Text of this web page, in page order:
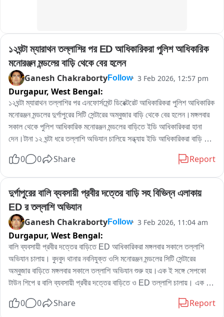
১২ঘন্টা ম্যারাথন তল্লাশির পর ED আধিকারিকরা পুলিশ আধিকারিক
মনোরঞ্জন মন্ডলের বাড়ি থেকে বের হলেন
Ganesh ChakrabortyFollow 3 Feb 2026, 12:57 pm
Durgapur, West Bengal:
১২ঘন্টা ম্যারাথন তল্লাশির পর এনফোর্সমেন্ট ডিরেক্টরেট আধিকারিকরা পুলিশ আধিকারিক
মনোরঞ্জন মন্ডলের দুর্গাপুরের সিটি সেন্টারের অম্বুজার বাড়ি থেকে বের হলেন।মঙ্গলবার
সকাল থেকে পুলিশ আধিকারিক মনোরঞ্জন মন্ডলের বাড়িতে ইডি আধিকারিকরা হানা
দেন।টানা ১২ ঘন্টা ধরে তল্লাশি অভিযান চালিয়ে সন্ধ্যায় ইডি আধিকারিকরা বাড়ি
মন্তব্য করতে চাননি।সূত্রের খবর কয়লা পাচারের তদন্তের গতি আনতে ইডি পুলিশ
0 0 Share Report
দুর্গাপুরের বালি ব্যবসায়ী প্রবীর দত্তের বাড়ি সহ বিভিন্ন এলাকায়
ED র তল্লাশি অভিযান
Ganesh ChakrabortyFollow 3 Feb 2026, 11:04 am
Durgapur, West Bengal:
বালি ব্যবসায়ী প্রবীর দত্তের বাড়িতে ED আধিকারিকরা মঙ্গলবার সকালে তল্লাশি
অভিযান চালায়। বুদবুদ থানার নবনিযুক্ত ওসি মনোরঞ্জন মন্ডলের সিটি সেন্টারের
অম্বুজার বাড়িতে মঙ্গলবার সকালে তল্লাশি অভিযান শুরু হয়।এক ই সঙ্গে সেপকো
টাউন শিপে র বালি ব্যবসায়ী প্রবীর দত্তের বাড়িতে ও ED তল্লাশি চালায়। এক ই
অভিযোগে এই তল্লাশি অভিযান বলে সূত্রের খবর। পশ্চিম বর্ধমান জেলার বিভিন্ন
0 0 Share Report